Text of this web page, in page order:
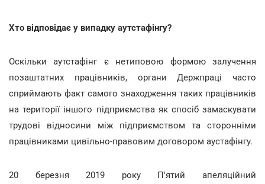
Хто відповідає у випадку аутстафінгу?
Оскільки аутстафінг є нетиповою формою залучення
позаштатних працівників, органи Держпраці часто
сприймають факт самого знаходження таких працівників
на території іншого підприємства як спосіб замаскувати
трудові відносини між підприємством та сторонніми
працівниками цивільно-правовим договором аустафінгу.
20 березня 2019 року П'ятий апеляційний